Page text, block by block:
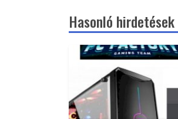
Hasonló hirdetések